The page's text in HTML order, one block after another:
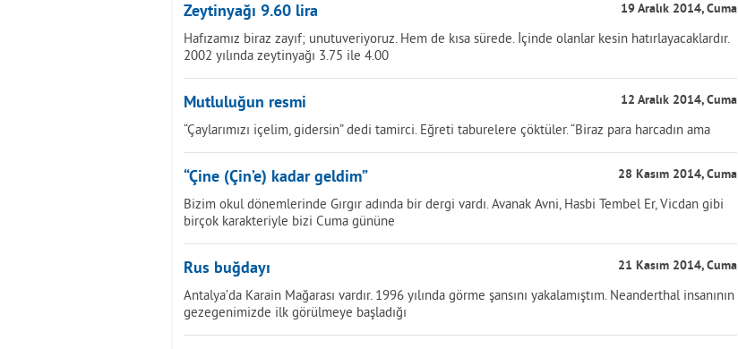
Zeytinyağı 9.60 lira 19 Aralık 2014, Cuma
Hafızamız biraz zayıf; unutuveriyoruz. Hem de kısa sürede. İçinde olanlar kesin hatırlayacaklardır.
2002 yılında zeytinyağı 3.75 ile 4.00
Mutluluğun resmi 12 Aralık 2014, Cuma
“Çaylarımızı içelim, gidersin” dedi tamirci. Eğreti taburelere çöktüler. “Biraz para harcadın ama
“Çine (Çin’e) kadar geldim” 28 Kasım 2014, Cuma
Bizim okul dönemlerinde Gırgır adında bir dergi vardı. Avanak Avni, Hasbi Tembel Er, Vicdan gibi
birçok karakteriyle bizi Cuma gününe
Rus buğdayı 21 Kasım 2014, Cuma
Antalya’da Karain Mağarası vardır. 1996 yılında görme şansını yakalamıştım. Neanderthal insanının
gezegenimizde ilk görülmeye başladığı